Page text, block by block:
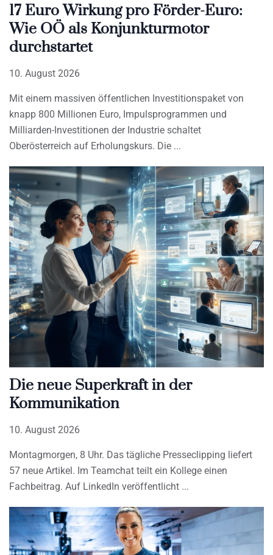
17 Euro Wirkung pro Förder-Euro:
Wie OÖ als Konjunkturmotor
durchstartet
10. August 2026
Mit einem massiven öffentlichen Investitionspaket von
knapp 800 Millionen Euro, Impulsprogrammen und
Milliarden-Investitionen der Industrie schaltet
Oberösterreich auf Erholungskurs. Die
Die neue Superkraft in der
Kommunikation
10. August 2026
Montagmorgen, 8 Uhr. Das tägliche Presseclipping liefert
57 neue Artikel. Im Teamchat teilt ein Kollege einen
Fachbeitrag. Auf LinkedIn veröffentlicht